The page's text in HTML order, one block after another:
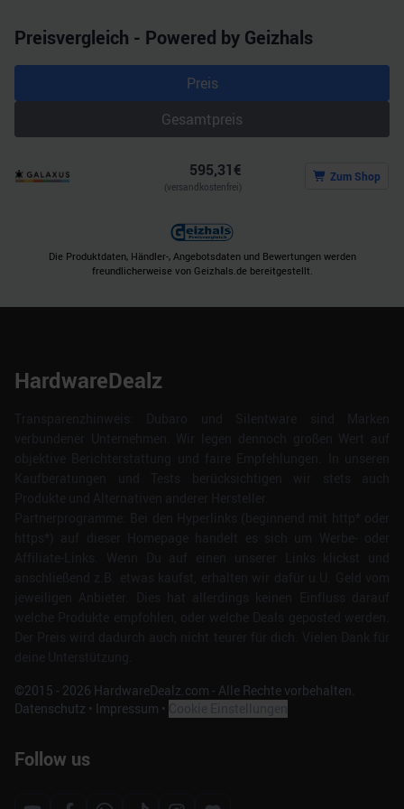
Preisvergleich - Powered by Geizhals
Preis
Gesamtpreis
595,31€
(versandkostenfrei)
Zum Shop
Die Produktdaten, Händler-, Angebotsdaten und Bewertungen werden
freundlicherweise von Geizhals.de bereitgestellt.
HardwareDealz
©2015 - 2026 HardwareDealz.com - Alle Rechte vorbehalten.
Datenschutz • Impressum •
Follow us